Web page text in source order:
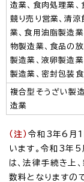
造業、食肉処理業
競り売り営業、清
業、食用油脂製造
物製造業、食品の
製造業、液卵製造
製造業、密封包装
複合型そうざい製
造業
（注） 令和3年6月1
います。令和3年
は、法律手続き上
数料となりますの